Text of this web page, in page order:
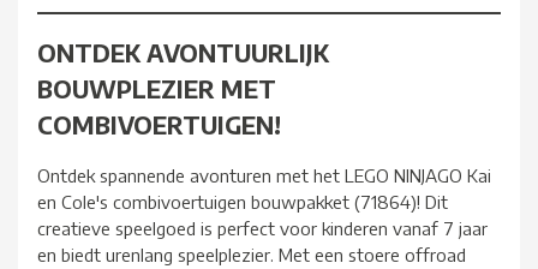
ONTDEK AVONTUURLIJK
BOUWPLEZIER MET
COMBIVOERTUIGEN!
Ontdek spannende avonturen met het LEGO NINJAGO Kai
en Cole's combivoertuigen bouwpakket (71864)! Dit
creatieve speelgoed is perfect voor kinderen vanaf 7 jaar
en biedt urenlang speelplezier. Met een stoere offroad